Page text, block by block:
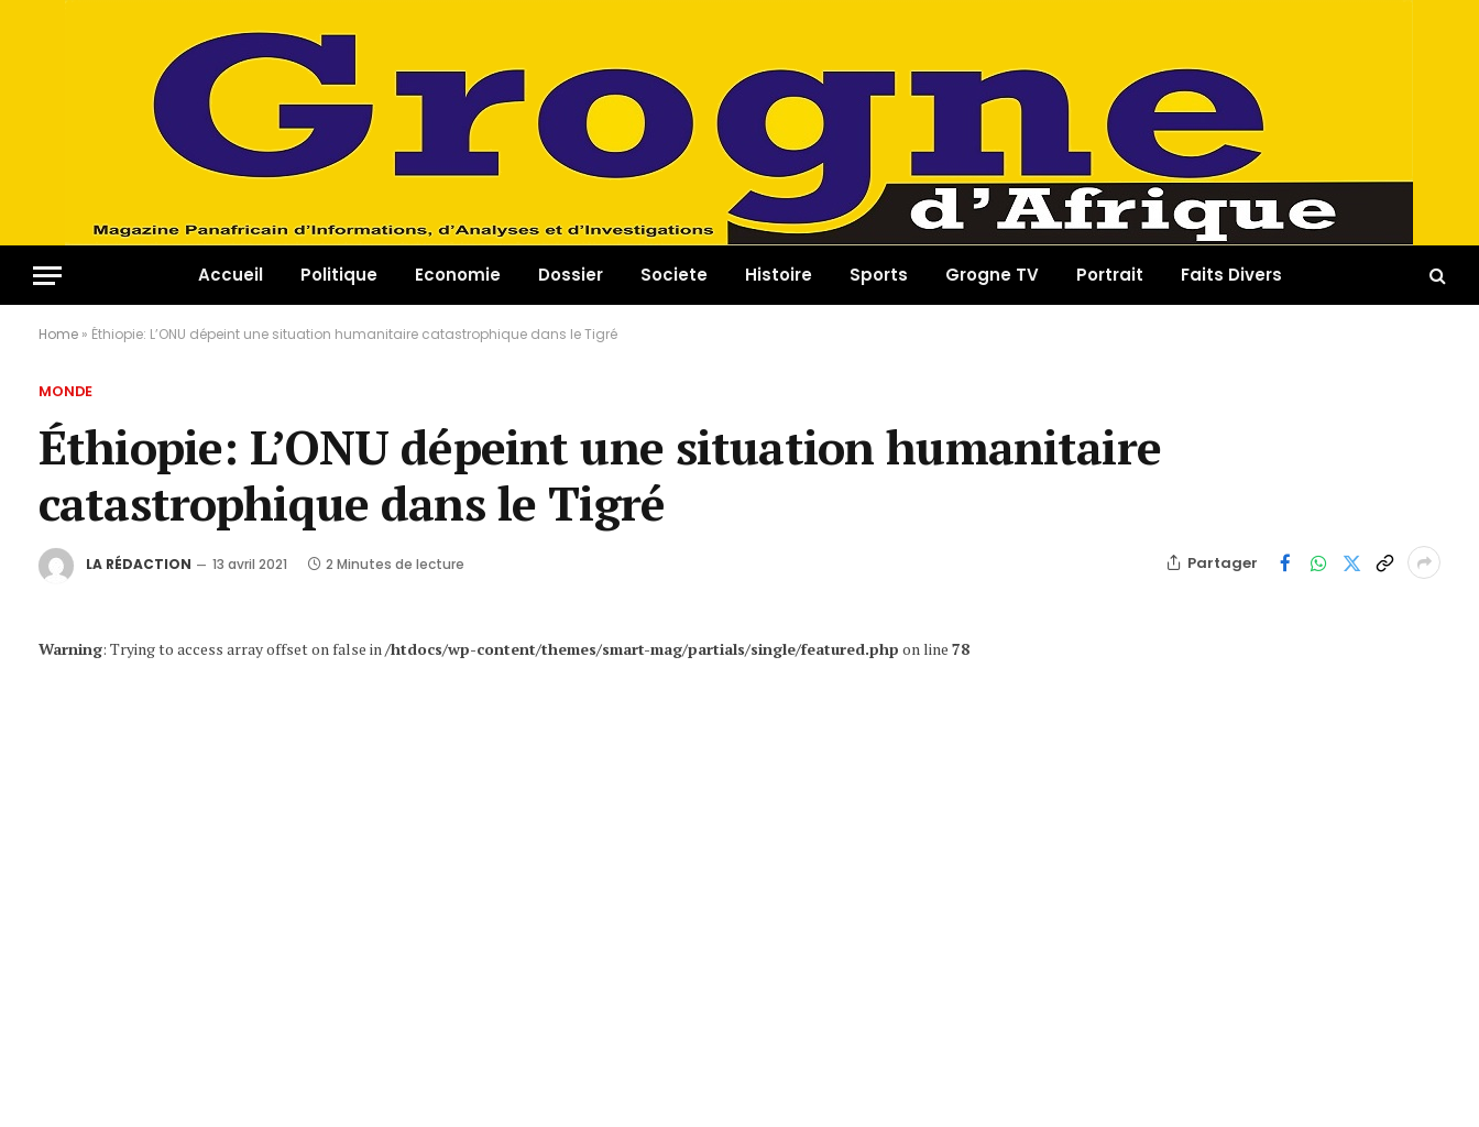
Accueil Politique Economie Dossier Societe Histoire Sports Grogne TV Portrait Faits Divers
Home » Éthiopie: L’ONU dépeint une situation humanitaire catastrophique dans le Tigré
MONDE
Éthiopie: L’ONU dépeint une situation humanitaire
catastrophique dans le Tigré
LA RÉDACTION 13 avril 2021 2 Minutes de lecture Partager
Warning: Trying to access array offset on false in/htdocs/wp-content/themes/smart-mag/partials/single/featured.php on line 78